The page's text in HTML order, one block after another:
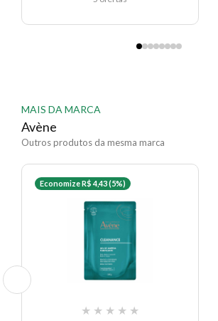
MAIS DA MARCA
Avène
Outros produtos da mesma marca
Economize R$ 4,43 (5%)
★ ★ ★ ★ ★